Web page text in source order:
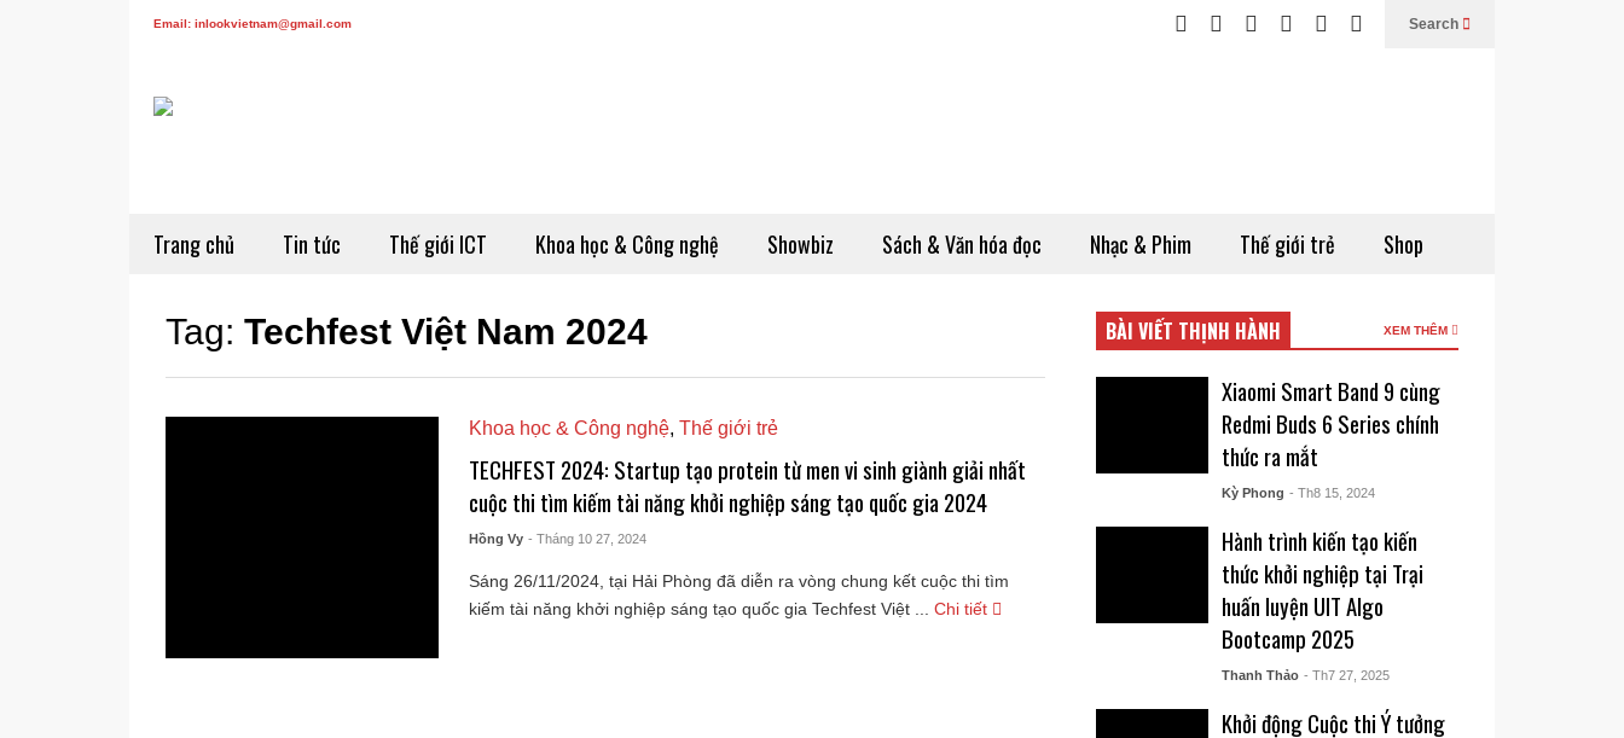
Email: inlookvietnam@gmail.com Search
Trang chủ Tin tức Thế giới ICT Khoa học & Công nghệ Showbiz Sách & Văn hóa đọc Nhạc & Phim Thế giới trẻ Shop
Tag: Techfest Việt Nam 2024
Khoa học & Công nghệ, Thế giới trẻ
TECHFEST 2024: Startup tạo protein từ men vi sinh giành giải nhất
cuộc thi tìm kiếm tài năng khởi nghiệp sáng tạo quốc gia 2024
Hồng Vy - Tháng 10 27, 2024
Sáng 26/11/2024, tại Hải Phòng đã diễn ra vòng chung kết cuộc thi tìm
kiếm tài năng khởi nghiệp sáng tạo quốc gia Techfest Việt ...
Chi tiết
BÀI VIẾT THỊNH HÀNH XEM THÊM
Xiaomi Smart Band 9 cùng
Redmi Buds 6 Series chính
thức ra mắt
Kỳ Phong - Th8 15, 2024
Hành trình kiến tạo kiến
thức khởi nghiệp tại Trại
huấn luyện UIT AIgo
Bootcamp 2025
Thanh Thảo - Th7 27, 2025
Khởi động Cuộc thi Ý tưởng